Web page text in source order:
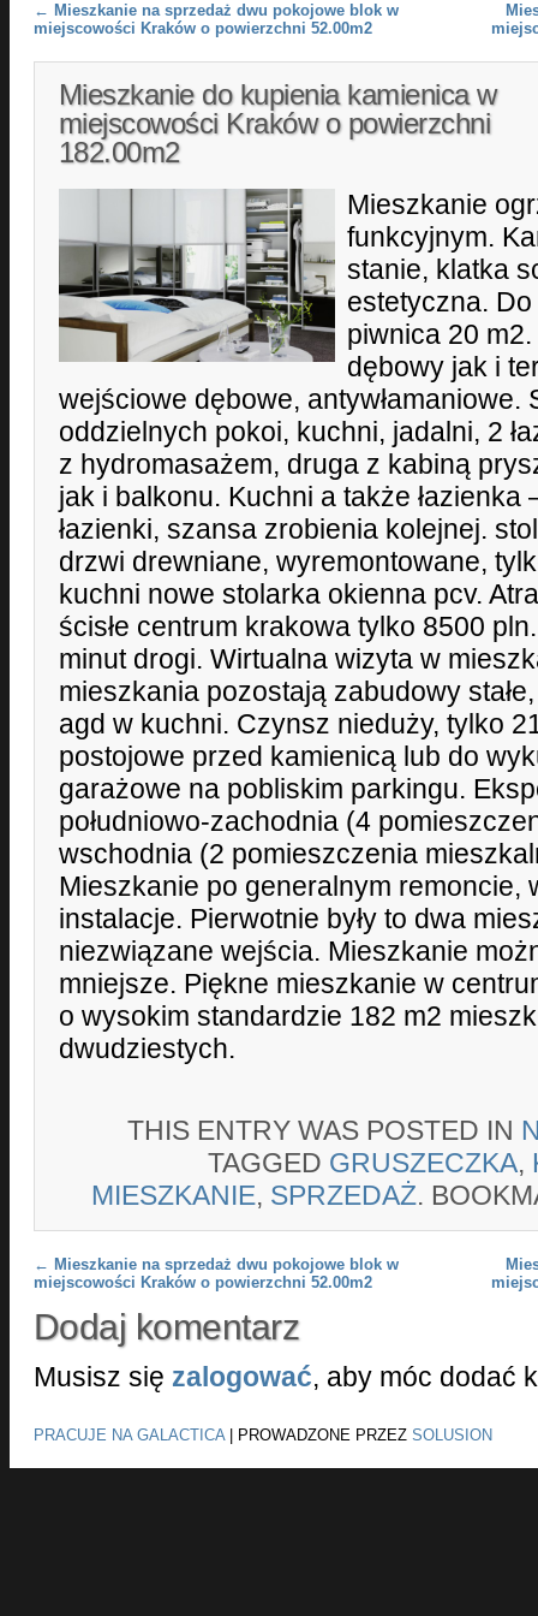
Post navigation
← Mieszkanie na sprzedaż dwu pokojowe blok w
miejscowości Kraków o powierzchni 52.00m2
Mieszkanie do kupienia kamienica w
miejscowości Kraków o powierzchni
182.00m2
Mieszkanie
funkcyjnym.
stanie, klatka
estetyczna.
piwnica 20
dębowy jak i
wejściowe dębowe, antywłamaniowe.
oddzielnych pokoi, kuchni, jadalni, 2
z hydromasażem, druga z kabiną
jak i balkonu. Kuchni a także łazienka
łazienki, szansa zrobienia kolejnej.
drzwi drewniane, wyremontowane,
kuchni nowe stolarka okienna pcv.
ścisłe centrum krakowa tylko 8500
minut drogi. Wirtualna wizyta w
mieszkania pozostają zabudowy
agd w kuchni. Czynsz nieduży, tylko
postojowe przed kamienicą lub do
garażowe na pobliskim parkingu.
południowo-zachodnia (4
wschodnia (2 pomieszczenia
Mieszkanie po generalnym remoncie,
instalacje. Pierwotnie były to dwa
niezwiązane wejścia. Mieszkanie
mniejsze. Piękne mieszkanie w
o wysokim standardzie 182 m2
dwudziestych.
THIS ENTRY WAS POSTED IN
TAGGED GRUSZECZKA,
MIESZKANIE, SPRZEDAŻ.
Post navigation
← Mieszkanie na sprzedaż dwu pokojowe blok w
miejscowości Kraków o powierzchni 52.00m2
Dodaj komentarz
Musisz się zalogować, aby móc dodać
PRACUJE NA GALACTICA| PROWADZONE PRZEZ SOLUSION